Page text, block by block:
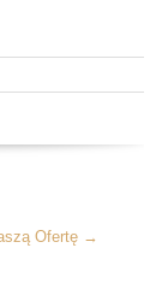
Ofertę →